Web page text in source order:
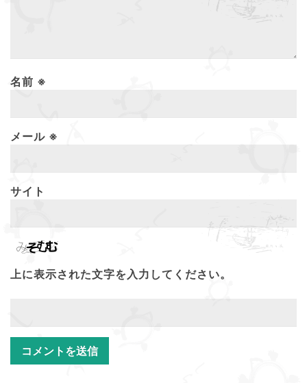
名前 ※
メール ※
サイト
上に表示された文字を入力してください。